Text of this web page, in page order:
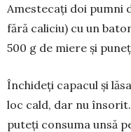
Amestecați doi pumni
fără caliciu) cu un
500 g de miere și
Închideți capacul și
loc cald, dar nu însorit.
puteți con­suma unsă